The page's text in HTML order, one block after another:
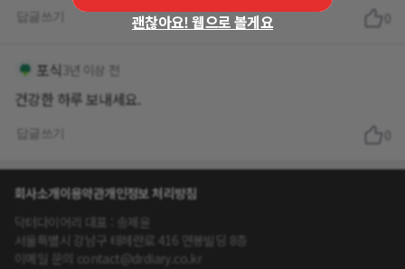
포식 3년 이상 전
건강한 하루 보내세요.
회사소개이용약관개인정보 처리방침
닥터다이어리 대표 : 송제윤
서울특별시 강남구 테헤란로 416 연봉빌딩 8층
이메일 문의 contact@drdiary.co.kr
괜찮아요! 웹으로 볼게요